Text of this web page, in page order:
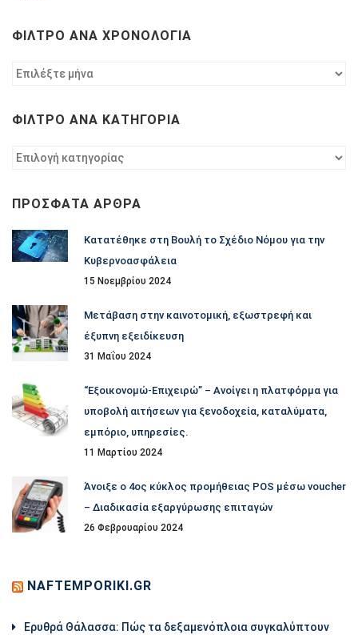
ΦΊΛΤΡΟ ΑΝΆ ΧΡΟΝΟΛΟΓΊΑ
Φίλτρο
ΦΊΛΤΡΟ ΑΝΆ ΚΑΤΗΓΟΡΊΑ
Φίλτρο
ΠΡΌΣΦΑΤΑ ΆΡΘΡΑ
Κατατέθηκε στη Βουλή το Σχέδιο Νόμου για την
Κυβερνοασφάλεια
15 Νοεμβρίου 2024
Μετάβαση στην καινοτομική, εξωστρεφή και
έξυπνη εξειδίκευση
31 Μαΐου 2024
“Εξοικονομώ-Επιχειρώ” – Ανοίγει η πλατφόρμα για
υποβολή αιτήσεων για ξενοδοχεία, καταλύματα,
εμπόριο, υπηρεσίες.
11 Μαρτίου 2024
Άνοιξε ο 4ος κύκλος προμήθειας POS μέσω voucher
– Διαδικασία εξαργύρωσης επιταγών
26 Φεβρουαρίου 2024
NAFTEMPORIKI.GR
Ερυθρά Θάλασσα: Πώς τα δεξαμενόπλοια συγκαλύπτουν